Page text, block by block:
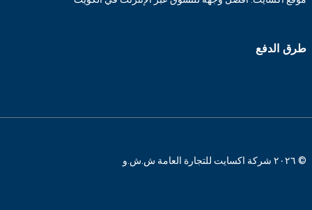
طرق الدفع
© ٢٠٢٦ شركة اكسايت للتجارة العامة ش.ش.و